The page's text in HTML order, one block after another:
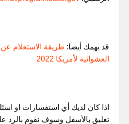
قد يهمك أيضا: طريقة الاستعلام عن
العشوائية لأمريكا 2022
اذا كان لديك أي استفسارات او
تعليق بالأسفل وسوف نقوم